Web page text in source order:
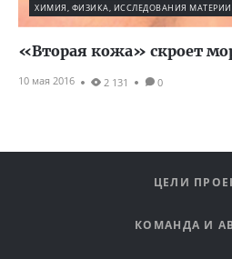
ХИМИЯ, ФИЗИКА, ИССЛЕДОВАНИЯ МАТЕРИИ
«Вторая кожа» скроет
10 мая 2016 2 131 0
ЦЕЛИ
КОМАНДА И